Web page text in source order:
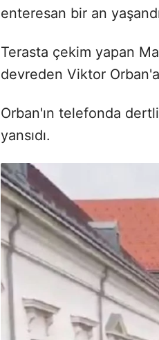
enteresan bir an
Terasta çekim yapan
devreden Viktor
Orban'ın telefonda
yansıdı.